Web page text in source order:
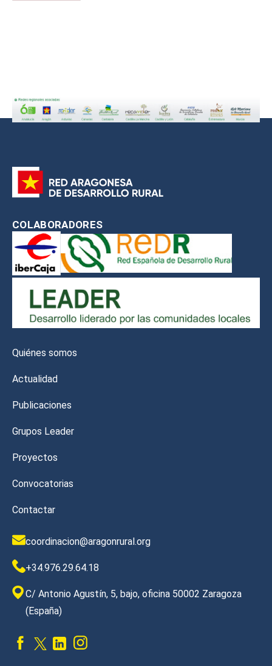
COLABORADORES
Quiénes somos
Actualidad
Publicaciones
Grupos Leader
Proyectos
Convocatorias
Contactar
coordinacion@aragonrural.org
+34.976.29.64.18
C/ Antonio Agustín, 5, bajo, oficina 50002 Zaragoza
(España)